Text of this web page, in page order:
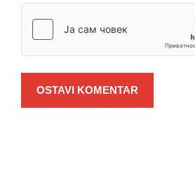
OSTAVI KOMENTAR